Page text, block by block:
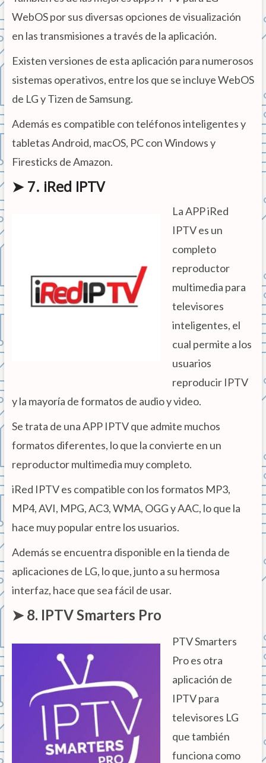
WebOS por sus diversas opciones de visualización
en las transmisiones a través de la aplicación.
Existen versiones de esta aplicación para numerosos
sistemas operativos, entre los que se incluye WebOS
de LG y Tizen de Samsung.
Además es compatible con teléfonos inteligentes y
tabletas Android, macOS, PC con Windows y
Firesticks de Amazon.
➤ 7. iRed IPTV
La APP iRed
IPTV es un
completo
reproductor
multimedia para
televisores
inteligentes, el
cual permite a los
usuarios
reproducir IPTV
y la mayoría de formatos de audio y video.
Se trata de una APP IPTV que admite muchos
formatos diferentes, lo que la convierte en un
reproductor multimedia muy completo.
iRed IPTV es compatible con los formatos MP3,
MP4, AVI, MPG, AC3, WMA, OGG y AAC, lo que la
hace muy popular entre los usuarios.
Además se encuentra disponible en la tienda de
aplicaciones de LG, lo que, junto a su hermosa
interfaz, hace que sea fácil de usar.
➤ 8. IPTV Smarters Pro
PTV Smarters
Pro es otra
aplicación de
IPTV para
televisores LG
que también
funciona como